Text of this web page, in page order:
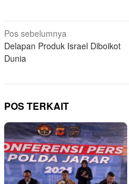
Navigasi
pos
Pos sebelumnya
Delapan Produk Israel Diboikot
Dunia
POS TERKAIT